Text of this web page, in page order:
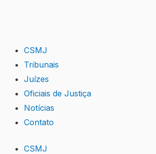
CSMJ
Tribunais
Juízes
Oficiais de Justiça
Notícias
Contato
CSMJ